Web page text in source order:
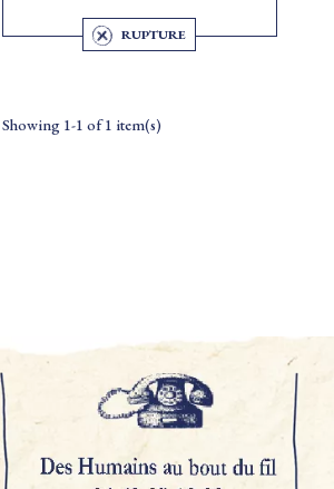
RUPTURE
Showing 1-1 of 1 item(s)